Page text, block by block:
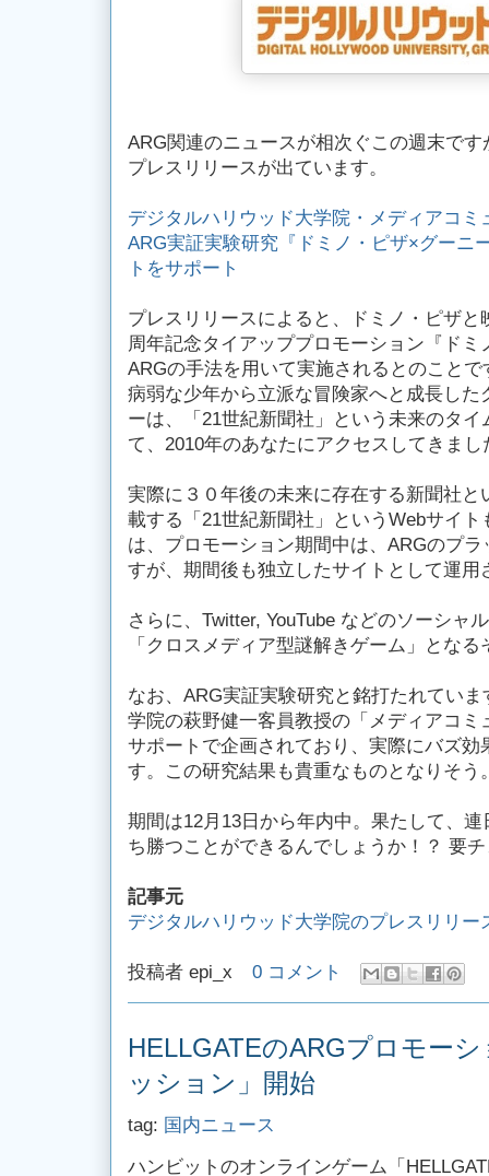
ARG関連のニュースが相次ぐこの週末で
プレスリリースが出ています。
デジタルハリウッド大学院・メディアコ
ARG実証実験研究『ドミノ・ピザ×グーニ
トをサポート
プレスリリースによると、ドミノ・ピザ
周年記念タイアッププロモーション『ド
ARGの手法を用いて実施されるとのこと
病弱な少年から立派な冒険家へと成長し
ーは、「21世紀新聞社」という未来のタ
て、2010年のあなたにアクセスしてきま
実際に３０年後の未来に存在する新聞社
載する「21世紀新聞社」というWebサイ
は、プロモーション期間中は、ARGのプ
すが、期間後も独立したサイトとして運用
さらに、Twitter, YouTube などのソーシャ
「クロスメディア型謎解きゲーム」とな
なお、ARG実証実験研究と銘打たれてい
学院の萩野健一客員教授の「メディアコ
サポートで企画されており、実際にバズ
す。この研究結果も貴重なものとなりそう
期間は12月13日から年内中。果たして、
ち勝つことができるんでしょうか！？ 要
記事元
デジタルハリウッド大学院のプレスリリー
投稿者 epi_x 0 コメント
HELLGATEのARGプロモー
ッション」開始
tag: 国内ニュース
ハンビットのオンラインゲーム「